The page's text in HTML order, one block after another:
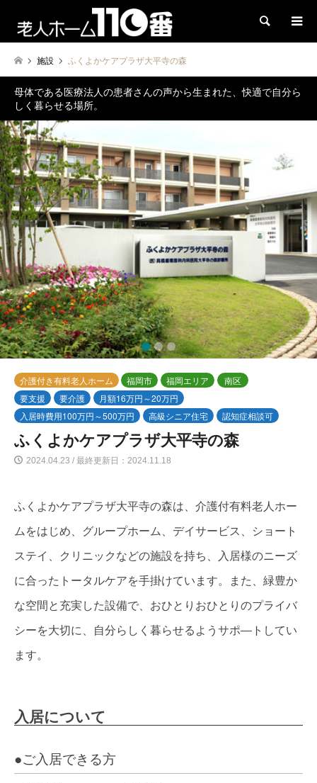
検索
施設 ふくよかケアプラザ大平寺の森
母体である医療法人の患者さんの声から生まれた、快適で自分ら
しく暮らせる場所。
1 2 3
介護付き有料老人ホーム 福岡市 福岡エリア
南区
要支援
要介護
月額16万円～20万円
入居時費用100万円～500万円
高級シニア住宅 認知症相談可
ふくよかケアプラザ大平寺の森
2024.04.23 / 最終更新日：2024.11.18
ふくよかケアプラザ大平寺の森は、介護付有料老人ホー
ムをはじめ、グループホーム、デイサービス、ショート
ステイ、クリニックなどの施設を持ち、入居様のニーズ
に合ったトータルケアを手掛けています。また、緑豊か
な空間と充実した設備で、おひとりおひとりのプライバ
シーを大切に、自分らしく暮らせるようサポ―トしてい
ます。
入居について
●ご入居できる方